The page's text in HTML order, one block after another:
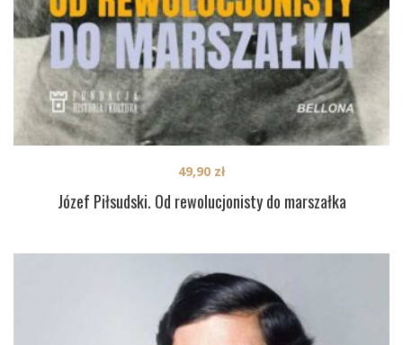
Józef Piłsudski. Od rewolucjonisty do marszałka
49,90 zł